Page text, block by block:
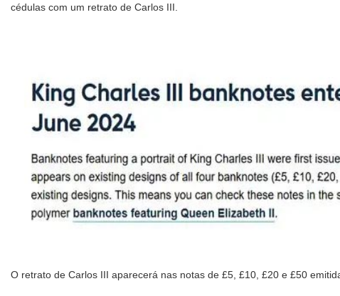
cédulas com um retrato de Carlos III.
O retrato de Carlos III aparecerá nas notas de £5, £10, £20 e £50